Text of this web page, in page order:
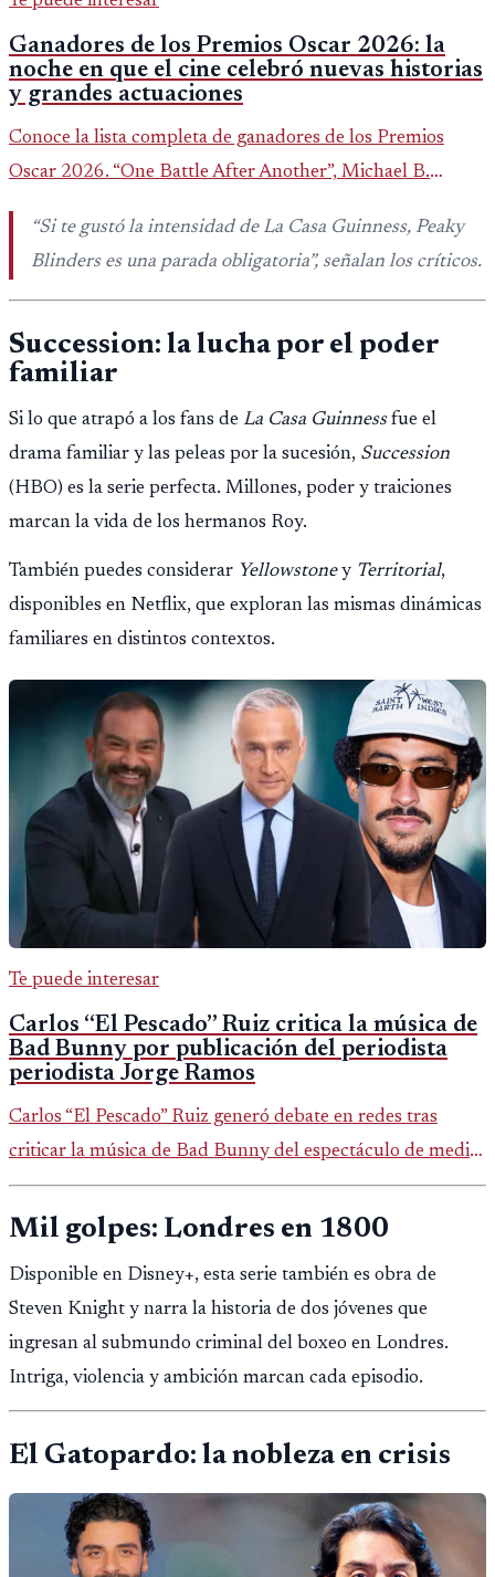
Ganadores de los Premios Oscar 2026: la
noche en que el cine celebró nuevas historias
y grandes actuaciones
Conoce la lista completa de ganadores de los Premios
Oscar 2026. “One Battle After Another”, Michael B.
Jordan y Jessie Buckley fueron los grandes protagonistas
de la noche.
“Si te gustó la intensidad de La Casa Guinness, Peaky
Blinderses una parada obligatoria”, señalan los críticos.
Succession: la lucha por el poder
familiar
Si lo que atrapó a los fans de La Casa Guinnessfue el
drama familiar y las peleas por la sucesión, Succession
(HBO) es la serie perfecta. Millones, poder y traiciones
marcan la vida de los hermanos Roy.
También puedes considerar Yellowstoney Territorial,
disponibles en Netflix, que exploran las mismas dinámicas
familiares en distintos contextos.
Te puede interesar
Carlos “El Pescado” Ruiz critica la música de
Bad Bunny por publicación del periodista
periodista Jorge Ramos
Carlos “El Pescado” Ruiz generó debate en redes tras
criticar la música de Bad Bunny del espectáculo de medio
tiempo del Super Bowl.
Mil golpes: Londres en 1800
Disponible en Disney+, esta serie también es obra de
Steven Knight y narra la historia de dos jóvenes que
ingresan al submundo criminal del boxeo en Londres.
Intriga, violencia y ambición marcan cada episodio.
El Gatopardo: la nobleza en crisis